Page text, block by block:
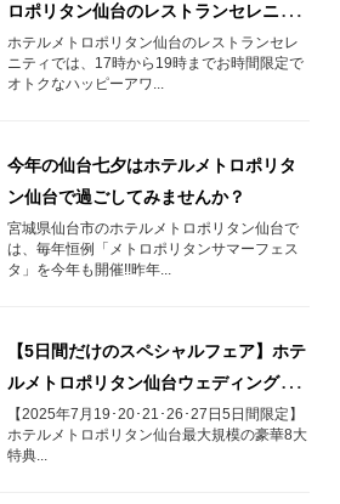
ロポリタン仙台のレストランセレニテ
ィで、期間限定ハッピーアワーセット
をご提供!!
ホテルメトロポリタン仙台のレストランセレ
ニティでは、17時から19時までお時間限定で
オトクなハッピーアワ...
今年の仙台七夕はホテルメトロポリタ
ン仙台で過ごしてみませんか？
宮城県仙台市のホテルメトロポリタン仙台で
は、毎年恒例「メトロポリタンサマーフェス
タ」を今年も開催!!昨年...
【5日間だけのスペシャルフェア】ホテ
ルメトロポリタン仙台ウェディングプ
レミアムウィーク開催!!
【2025年7月19･20･21･26･27日5日間限定】
ホテルメトロポリタン仙台最大規模の豪華8大
特典...